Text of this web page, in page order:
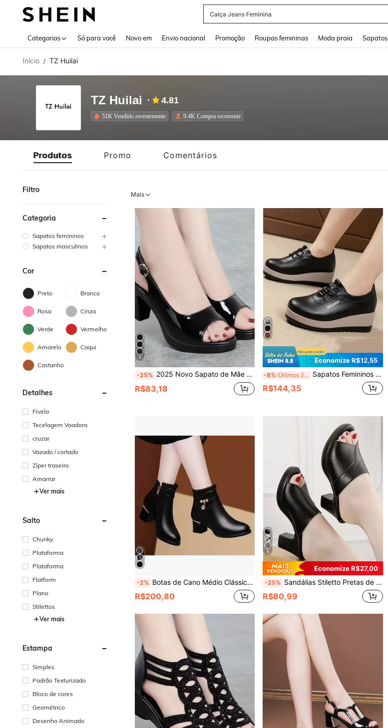
Calça Jeans Feminina
Categorias Só para você Novo em Envio nacional Promoção Roupas femininas Moda praia Sapatos
Início / TZ Huilai
TZ Huilai 4.81
51K Vendido recentemente 9.4K Compra recorrente
Produtos Promo Comentários
Filtro
Categoria
Sapatos femininos
Sapatos masculinos
Cor
Preto Branco
Rosa Cinza
Verde Vermelho
Amarelo Caqui
Castanho
Detalhes
Fivela
Tecelagem Voadora
cruzar
Vazado / cortado
Zíper traseiro
Amarrar
Ver mais
Salto
Chunky
Plataforma
Plataforma
Flatform
Plano
Stilettos
Ver mais
Estampa
Simples
Padrão Texturizado
Bloco de cores
Geométrico
Desenho Animado
Mais
5
-25% 2025 Novo Sapato de Mãe Doce com Bico Aberto Sandálias Femininas de Verão com Bico Aberto Salto Grosso Bico Aberto Sandálias de Salto Alto com Tira Traseira para Uso Externo
R$83,18
Economize R$12,55
-8% Últimos 2 dias Sapatos Femininos para Todas as Estações, Meia-Idade, Sola Macia e Leve, Slip-On, Plataforma, Salto Alto, Mocassins Fashion com Aumento de Altura
R$144,35
-2% Botas de Cano Médio Clássicas de Renda Preta para Mulheres, Salto Médio, Sapatos de Cano Médio, Macios e Versáteis, Botas Macias para Mães, Inverno
R$200,80
5
Economize R$27,00
-25% Sandálias Stiletto Pretas de Cor Sólida para Mulheres, Chinelos Casuais para Uso Externo para Mulheres, Calçados de Mãe
R$80,99